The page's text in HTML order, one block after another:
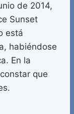
de 2014,
Sunset
está
habiéndose
En la
que